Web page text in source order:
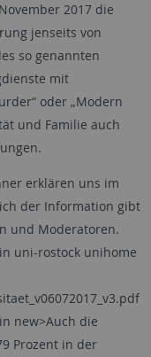
2017 die
jenseits von
so genannten
mit
oder „Modern
und Familie auch
erklären uns im
der Information gibt
und Moderatoren.
uni-rostock unihome
new>Auch die
Prozent in der